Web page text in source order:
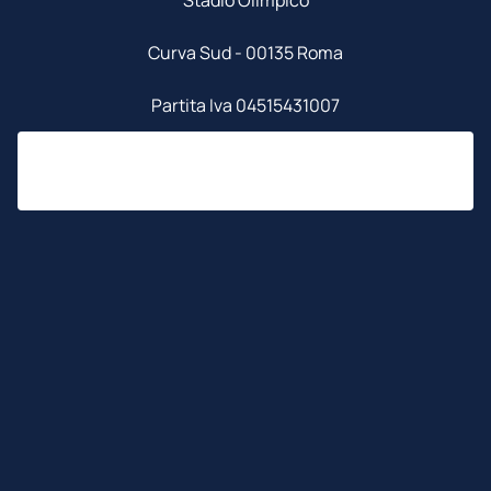
Curva Sud - 00135 Roma
Partita Iva 04515431007